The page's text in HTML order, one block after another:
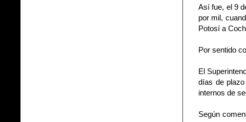
Así fue, el 9
por mil,
Potosí a
Por sentido
El
días de
internos de
Según